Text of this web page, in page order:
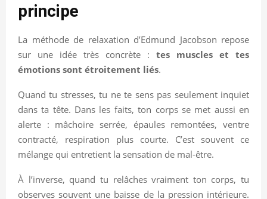
principe
La méthode de relaxation d’Edmund Jacobson repose
sur une idée très concrète : tes muscles et tes
émotions sont étroitement liés.
Quand tu stresses, tu ne te sens pas seulement inquiet
dans ta tête. Dans les faits, ton corps se met aussi en
alerte : mâchoire serrée, épaules remontées, ventre
contracté, respiration plus courte. C’est souvent ce
mélange qui entretient la sensation de mal-être.
À l’inverse, quand tu relâches vraiment ton corps, tu
observes souvent une baisse de la pression intérieure.